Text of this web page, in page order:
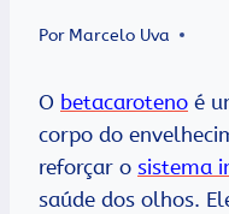
Por Marcelo Uva
O betacaroteno é
corpo do
reforçar o sistema
saúde dos olhos.